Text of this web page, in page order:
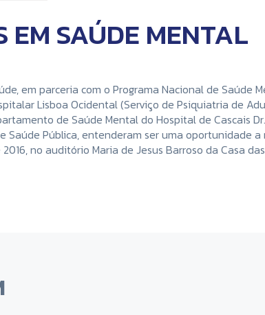
EM SAÚDE MENTAL
em parceria com o Programa Nacional de Saúde
Lisboa Ocidental (Serviço de Psiquiatria de
de Saúde Mental do Hospital de Cascais
Pública, entenderam ser uma oportunidade
no auditório Maria de Jesus Barroso da Casa